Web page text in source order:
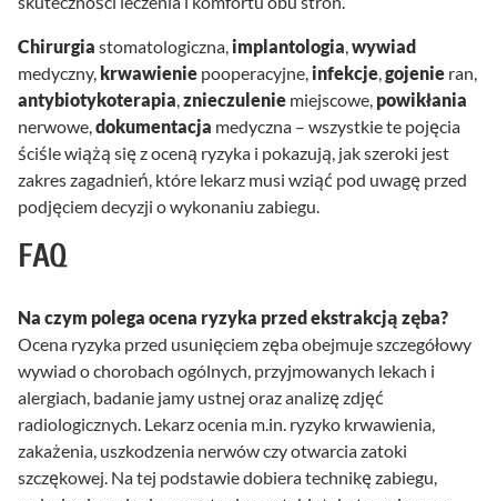
Chirurgia stomatologiczna,implantologia,wywiad
medyczny, krwawienie pooperacyjne,infekcje,gojenie ran,
antybiotykoterapia,znieczulenie miejscowe, powikłania
nerwowe,dokumentacja medyczna – wszystkie te pojęcia
ściśle wiążą się z oceną ryzyka i pokazują, jak szeroki jest
zakres zagadnień, które lekarz musi wziąć pod uwagę przed
podjęciem decyzji o wykonaniu zabiegu.
FAQ
Na czym polega ocena ryzyka przed ekstrakcją zęba?
Ocena ryzyka przed usunięciem zęba obejmuje szczegółowy
wywiad o chorobach ogólnych, przyjmowanych lekach i
alergiach, badanie jamy ustnej oraz analizę zdjęć
radiologicznych. Lekarz ocenia m.in. ryzyko krwawienia,
zakażenia, uszkodzenia nerwów czy otwarcia zatoki
szczękowej. Na tej podstawie dobiera technikę zabiegu,